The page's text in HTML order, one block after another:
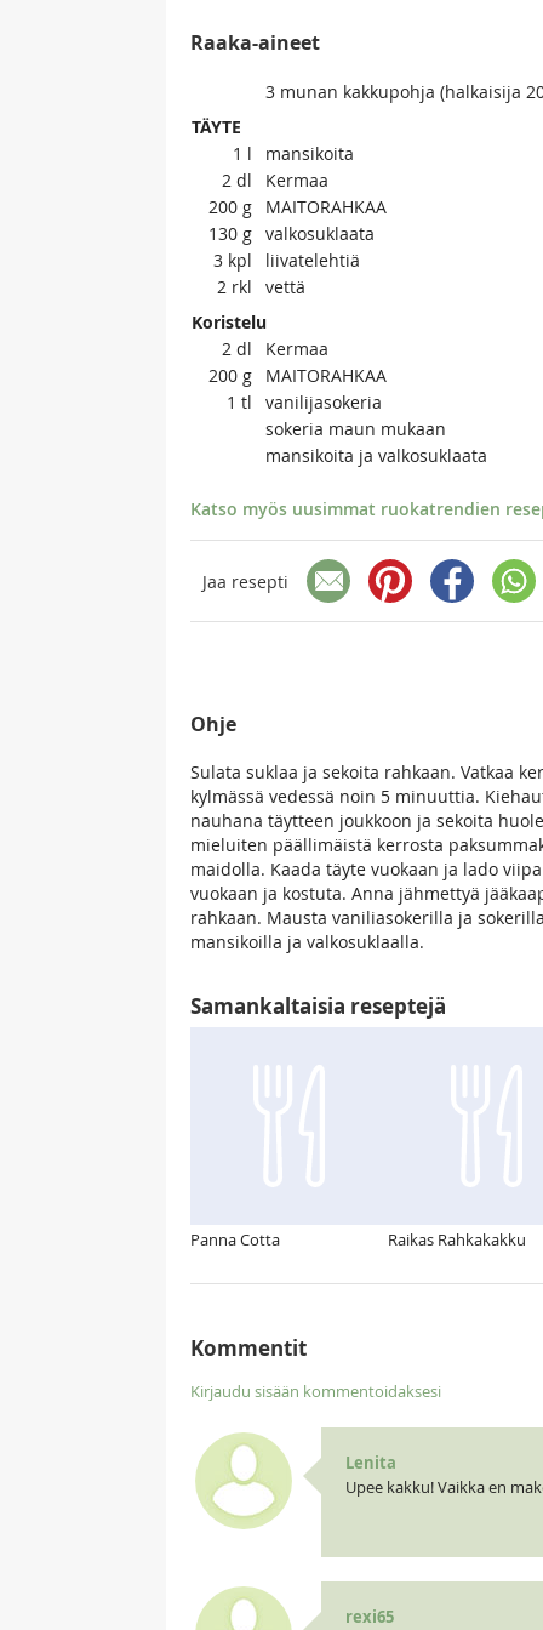
Raaka-aineet
3 munan kakkupohja (halkaisija
TÄYTE
1 l
mansikoita
2 dl
Kermaa
200 g
MAITORAHKAA
130 g valkosuklaata
3 kpl
liivatelehtiä
2 rkl
vettä
Koristelu
2 dl
Kermaa
200 g
MAITORAHKAA
1 tl
vanilijasokeria
sokeria maun mukaan
mansikoita ja valkosuklaata
Katso myös uusimmat ruokatrendien
Jaa resepti
Ohje
Sulata suklaa ja sekoita rahkaan. Vatkaa
kylmässä vedessä noin 5 minuuttia.
nauhana täytteen joukkoon ja sekoita
mieluiten päällimäistä kerrosta
maidolla. Kaada täyte vuokaan ja lado
vuokaan ja kostuta. Anna jähmettyä
rahkaan. Mausta vaniliasokerilla ja
mansikoilla ja valkosuklaalla.
Samankaltaisia reseptejä
Panna Cotta Raikas Rahkakakku
Kommentit
Kirjaudu sisään kommentoidaksesi
Lenita
Upee kakku! Vaikka en
rexi65